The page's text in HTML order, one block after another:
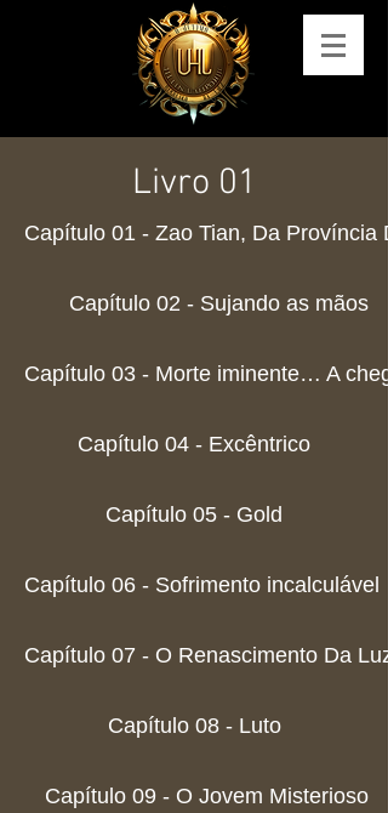
Livro 01
Capítulo 01 - Zao Tian, Da Província
Capítulo 02 - Sujando as mãos
Capítulo 03 - Morte iminente… A
Capítulo 04 - Excêntrico
Capítulo 05 - Gold
Capítulo 06 - Sofrimento incalculável
Capítulo 07 - O Renascimento Da Luz
Capítulo 08 - Luto
Capítulo 09 - O Jovem Misterioso